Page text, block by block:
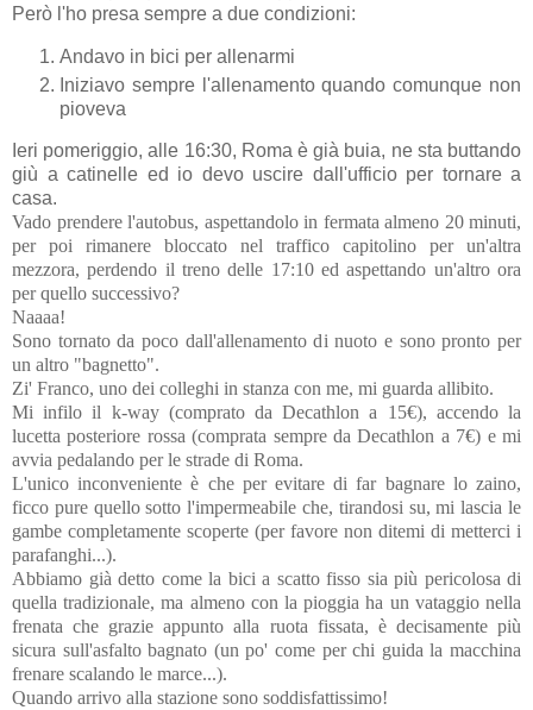
Però l'ho presa sempre a due condizioni:
Andavo in bici per allenarmi
Iniziavo sempre l'allenamento quando comunque non
pioveva
Ieri pomeriggio, alle 16:30, Roma è già buia, ne sta buttando
giù a catinelle ed io devo uscire dall'ufficio per tornare a
casa.
Vado prendere l'autobus, aspettandolo in fermata almeno 20 minuti,
per poi rimanere bloccato nel traffico capitolino per un'altra
mezzora, perdendo il treno delle 17:10 ed aspettando un'altro ora
per quello successivo?
Naaaa!
Sono tornato da poco dall'allenamento di nuoto e sono pronto per
un altro "bagnetto".
Zi' Franco, uno dei colleghi in stanza con me, mi guarda allibito.
Mi infilo il k-way (comprato da Decathlon a 15€), accendo la
lucetta posteriore rossa (comprata sempre da Decathlon a 7€) e mi
avvia pedalando per le strade di Roma.
L'unico inconveniente è che per evitare di far bagnare lo zaino,
ficco pure quello sotto l'impermeabile che, tirandosi su, mi lascia le
gambe completamente scoperte (per favore non ditemi di metterci i
parafanghi...).
Abbiamo già detto come la bici a scatto fisso sia più pericolosa di
quella tradizionale, ma almeno con la pioggia ha un vataggio nella
frenata che grazie appunto alla ruota fissata, è decisamente più
sicura sull'asfalto bagnato (un po' come per chi guida la macchina
frenare scalando le marce...).
Quando arrivo alla stazione sono soddisfattissimo!